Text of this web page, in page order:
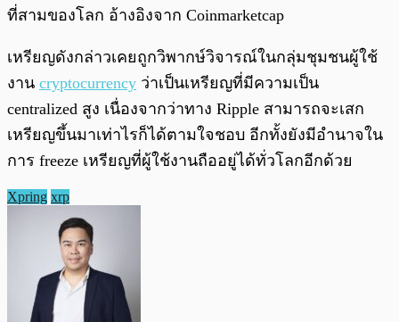
ที่สามของโลก อ้างอิงจาก Coinmarketcap
เหรียญดังกล่าวเคยถูกวิพากษ์วิจารณ์ในกลุ่มชุมชนผู้ใช้
งาน cryptocurrency ว่าเป็นเหรียญที่มีความเป็น
centralized สูง เนื่องจากว่าทาง Ripple สามารถจะเสก
เหรียญขึ้นมาเท่าไรก็ได้ตามใจชอบ อีกทั้งยังมีอำนาจใน
การ freeze เหรียญที่ผู้ใช้งานถืออยู่ได้ทั่วโลกอีกด้วย
Xpring xrp